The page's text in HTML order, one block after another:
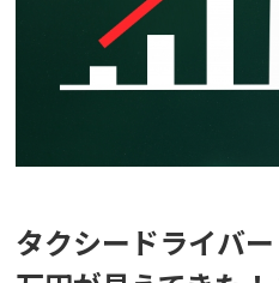
タクシードライバ